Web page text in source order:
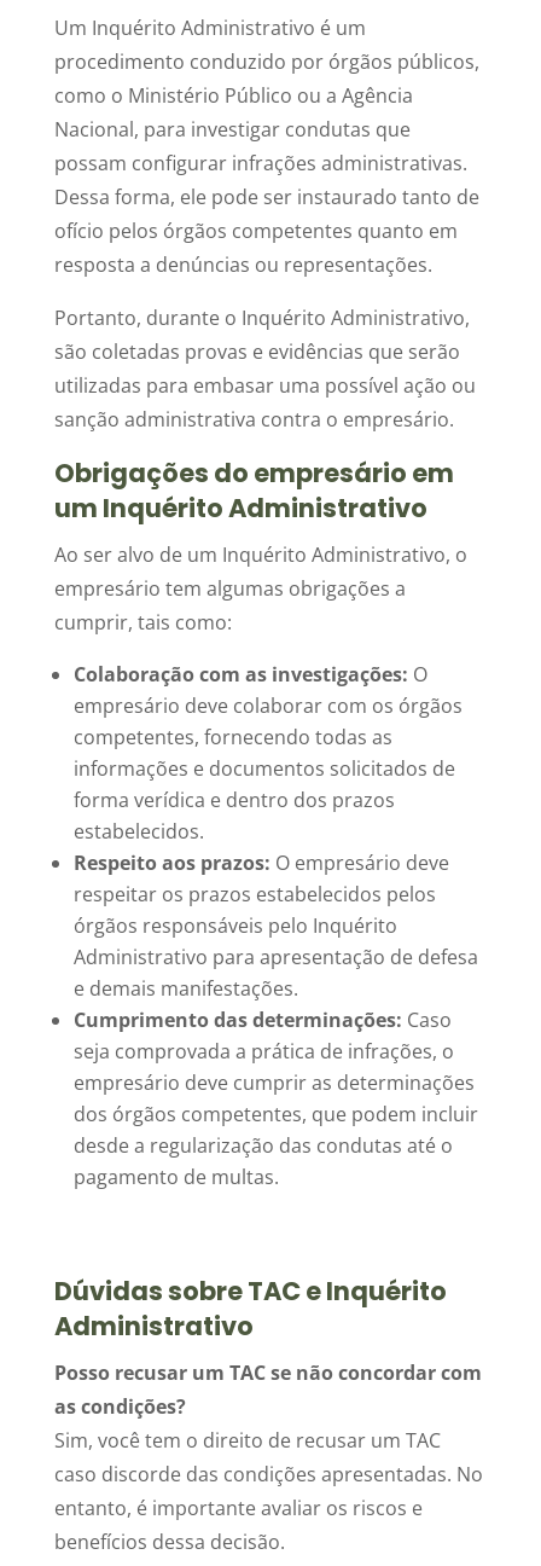
Um Inquérito Administrativo é um
procedimento conduzido por órgãos públicos,
como o Ministério Público ou a Agência
Nacional, para investigar condutas que
possam configurar infrações administrativas.
Dessa forma, ele pode ser instaurado tanto de
ofício pelos órgãos competentes quanto em
resposta a denúncias ou representações.
Portanto, durante o Inquérito Administrativo,
são coletadas provas e evidências que serão
utilizadas para embasar uma possível ação ou
sanção administrativa contra o empresário.
Obrigações do empresário em
um Inquérito Administrativo
Ao ser alvo de um Inquérito Administrativo, o
empresário tem algumas obrigações a
cumprir, tais como:
Colaboração com as investigações: O
empresário deve colaborar com os órgãos
competentes, fornecendo todas as
informações e documentos solicitados de
forma verídica e dentro dos prazos
estabelecidos.
Respeito aos prazos: O empresário deve
respeitar os prazos estabelecidos pelos
órgãos responsáveis pelo Inquérito
Administrativo para apresentação de defesa
e demais manifestações.
Cumprimento das determinações: Caso
seja comprovada a prática de infrações, o
empresário deve cumprir as determinações
dos órgãos competentes, que podem incluir
desde a regularização das condutas até o
pagamento de multas.
Dúvidas sobre TAC e Inquérito
Administrativo
Posso recusar um TAC se não concordar com
as condições?
Sim, você tem o direito de recusar um TAC
caso discorde das condições apresentadas. No
entanto, é importante avaliar os riscos e
benefícios dessa decisão.